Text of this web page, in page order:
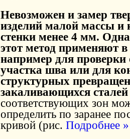
Невозможен и замер
изделий малой массы и
стенки менее 4 мм.
этот метод применяют в
например для проверки
участка шва или для
структурных
закаливающихся
соответствующих зон
определить по заранее
кривой (рис. Подробнее »